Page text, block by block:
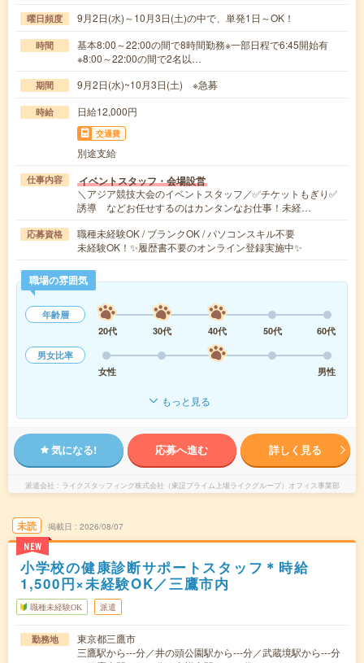
曜日頻度 9月2日(水)～10月3日(土)の中で、単発1日～OK！
時間
基本8:00～22:00の間で8時間勤務※一部日程で6:45開始有
※8:00～22:00の間で2名以…
期間 9月2日(水)~10月3日(土) ※急募
時給 日給12,000円
交通費
別途支給
仕事内容 イベントスタッフ・会場設営
＼アジア競技大会のイベントスタッフ／✅チケットもぎり✅
誘導 などお任せするのはカンタンなお仕事！未経…
応募資格
職種未経験OK / ブランクOK / パソコンスキル不要
未経験OK！✨履歴書不要のオンライン登録実施中✨
職場の雰囲気
年齢層
20代
30代 40代 50代
60代
男女比率
女性
男性
もっと見る
気になる! 応募へ進む 詳しく見る
派遣会社 ライクスタッフィング株式会社（東証プライム上場ライクグループ）オフィス事業部
未読
NEW
掲載日 2026/08/07
小学校の健康診断サポートスタッフ＊時給
1,500円×未経験OK／三鷹市内
職種未経験OK 派遣
勤務地
東京都三鷹市
三鷹駅から---分／井の頭公園駅から---分／武蔵境駅から---分